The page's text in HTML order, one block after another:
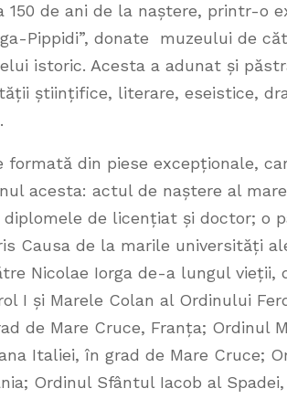
150 de ani de la naștere, printr-o
Pippidi”, donate muzeului de
istoric. Acesta a adunat și
științifice, literare, eseistice,
formată din piese excepționale,
acesta: actul de naștere al
diplomele de licențiat și doctor; o
Causa de la marile universități
Nicolae Iorga de-a lungul vieții,
I și Marele Colan al Ordinului
de Mare Cruce, Franța; Ordinul
Italiei, în grad de Mare Cruce;
Ordinul Sfântul Iacob al